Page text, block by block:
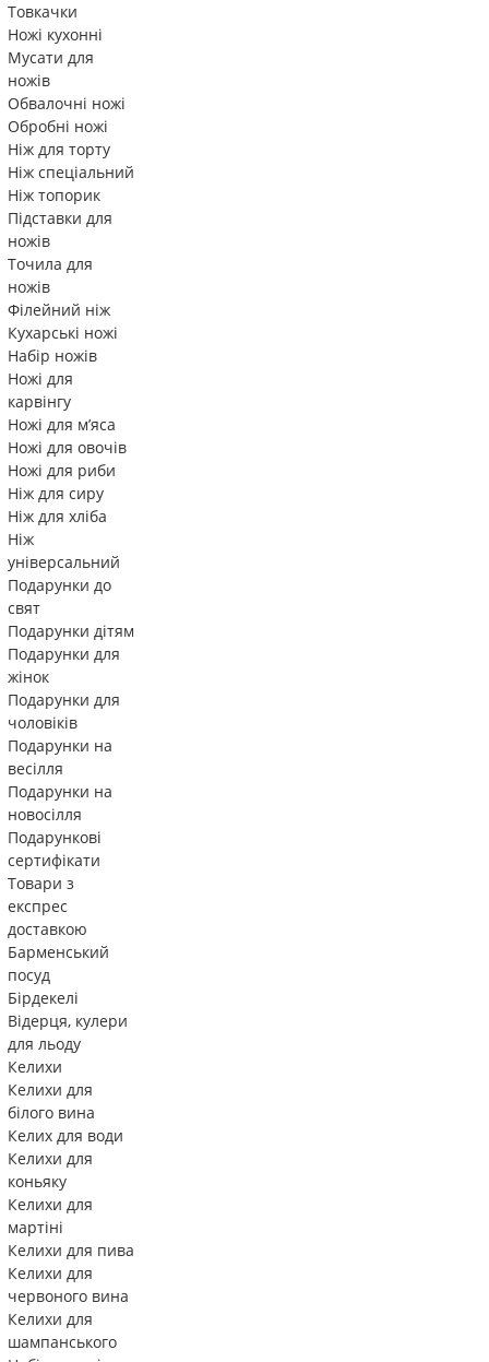
Товкачки
Ножі кухонні
Мусати для
ножів
Обвалочні ножі
Обробні ножі
Ніж для торту
Ніж спеціальний
Ніж топорик
Підставки для
ножів
Точила для
ножів
Філейний ніж
Кухарські ножі
Набір ножів
Ножі для
карвінгу
Ножі для м’яса
Ножі для овочів
Ножі для риби
Ніж для сиру
Ніж для хліба
Ніж
універсальний
Подарунки до
свят
Подарунки дітям
Подарунки для
жінок
Подарунки для
чоловіків
Подарунки на
весілля
Подарунки на
новосілля
Подарункові
сертифікати
Товари з
експрес
доставкою
Барменський
посуд
Бірдекелі
Відерця, кулери
для льоду
Келихи
Келихи для
білого вина
Келих для води
Келихи для
коньяку
Келихи для
мартіні
Келихи для пива
Келихи для
червоного вина
Келихи для
шампанського